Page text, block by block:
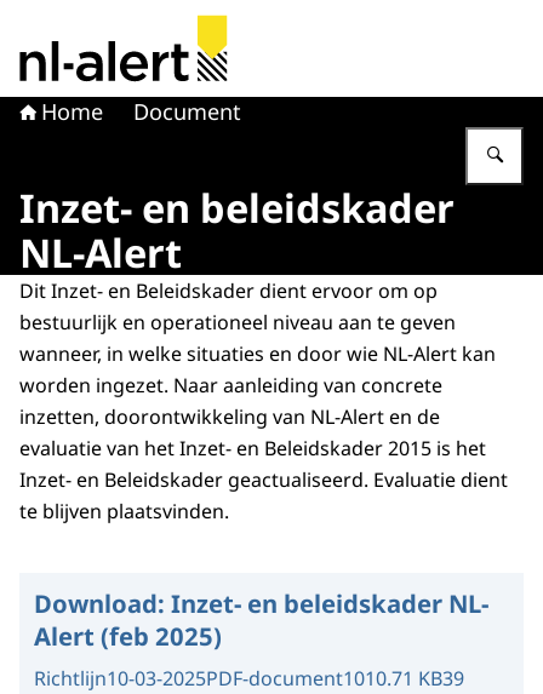
Naar de homepage van NL Alert
Home Document
Inzet- en beleidskader
NL-Alert
Dit Inzet- en Beleidskader dient ervoor om op
bestuurlijk en operationeel niveau aan te geven
wanneer, in welke situaties en door wie NL-Alert kan
worden ingezet. Naar aanleiding van concrete
inzetten, doorontwikkeling van NL-Alert en de
evaluatie van het Inzet- en Beleidskader 2015 is het
Inzet- en Beleidskader geactualiseerd. Evaluatie dient
te blijven plaatsvinden.
Download: Inzet- en beleidskader NL-
Alert (feb 2025)
Richtlijn10-03-2025PDF-document1010.71 KB39